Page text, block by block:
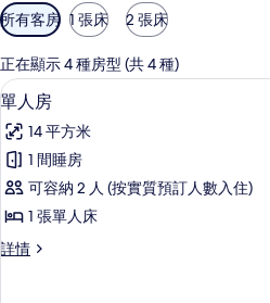
可
用
嘅
客
房
篩
選
條
所有客房 1 張床 2 張床
正在顯示 4 種房型 (共 4 種)
載
入
所
有
單
房
5
單人房
14 平方米
1 間睡房
可容納 2 人 (按實質預訂人數入住)
1 張單人床
詳情
單